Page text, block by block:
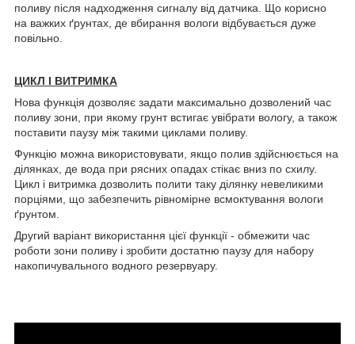
поливу після надходження сигналу від датчика. Що корисно
на важких ґрунтах, де вбирання вологи відбувається дуже
повільно.
ЦИКЛ І ВИТРИМКА
Нова функція дозволяє задати максимально дозволений час
поливу зони, при якому грунт встигає увібрати вологу, а також
поставити паузу між такими циклами поливу.
Функцію можна використовувати, якщо полив здійснюється на
ділянках, де вода при рясних опадах стікає вниз по схилу.
Цикл і витримка дозволить полити таку ділянку невеликими
порціями, що забезпечить рівномірне всмоктування вологи
ґрунтом.
Другий варіант використання цієї функції - обмежити час
роботи зони поливу і зробити достатню паузу для набору
накопичувального водного резервуару.